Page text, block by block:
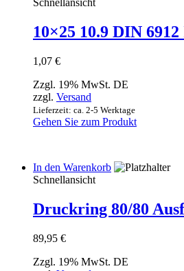
Schnellansicht
10×25 10.9 DIN
1,07 €
Zzgl. 19% MwSt. DE
zzgl. Versand
Lieferzeit: ca. 2-5 Werktage
Gehen Sie zum Produkt
In den Warenkorb
Schnellansicht
Druckring 80/80
89,95 €
Zzgl. 19% MwSt. DE